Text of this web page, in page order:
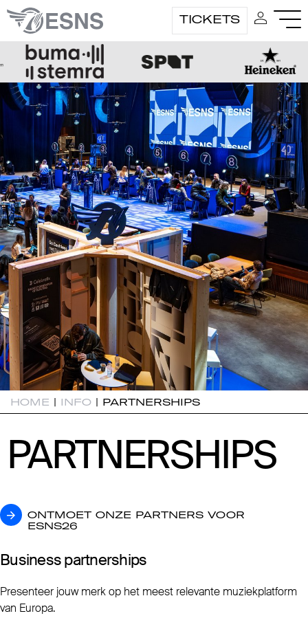
TICKETS
HOME | INFO | PARTNERSHIPS
PARTNERSHIPS
PARTNERSHIPS
ONTMOET ONZE PARTNERS VOOR ESNS26
ONTMOET ONZE PARTNERS VOOR
ESNS26
Business partnerships
Presenteer jouw merk op het meest relevante muziekplatform
van Europa.